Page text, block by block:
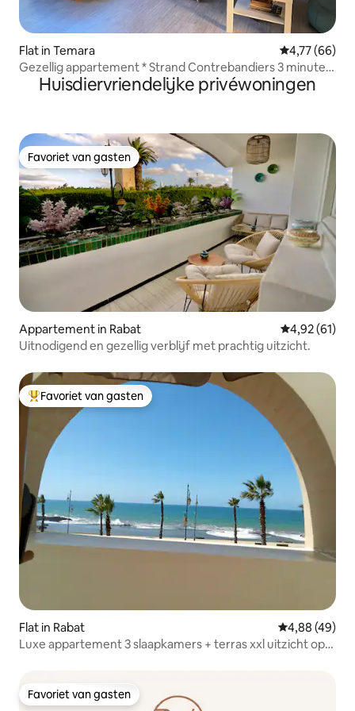
Flat in Temara Gemiddelde
4,77 (66)
Gezellig appartement * Strand Contrebandiers 3 minuten
lopen!Huisdiervriendelijke privéwoningen
Favoriet van gasten
Favoriet van gasten
Appartement in Rabat Gemiddelde
4,92 (61)
Uitnodigend en gezellig verblijf met prachtig uitzicht.
Topfavoriet van gasten
Favoriet van gasten
Flat in Rabat Gemiddelde
4,88 (49)
Luxe appartement 3 slaapkamers + terras xxl uitzicht op
Favoriet van gasten
Favoriet van gasten